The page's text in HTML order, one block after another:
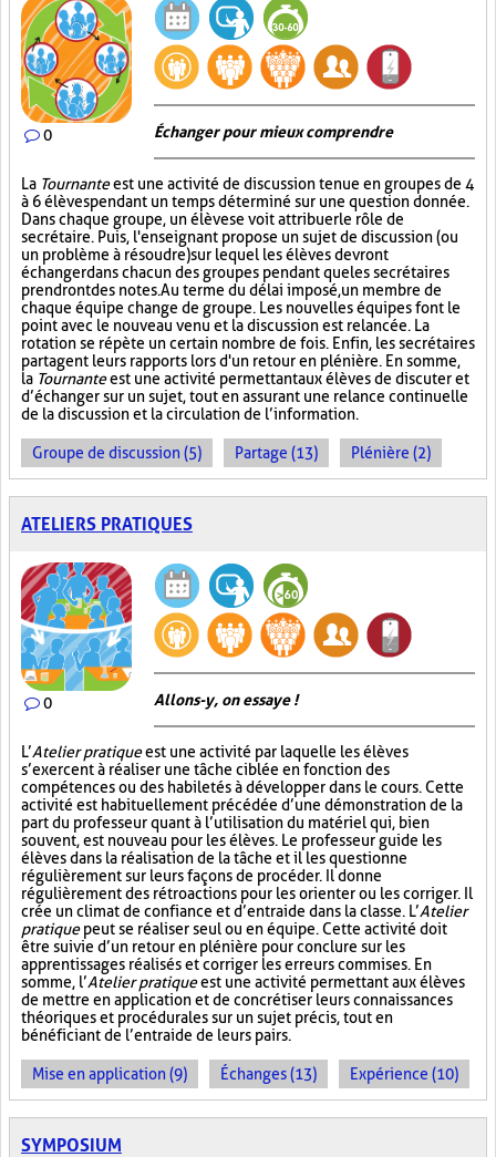
0 Échanger pour mieux comprendre
La Tournanteest une activité de discussion tenue en groupes de 4
à 6 élèves pendant un temps déterminé sur une question donnée.
Dans chaque groupe, un élève se voit attribuer le rôle de
secrétaire. Puis, l'enseignant propose un sujet de discussion (ou
un problème à résoudre) sur lequel les élèves devront
échanger dans chacun des groupes pendant que les secrétaires
prendront des notes. Au terme du délai imposé, un membre de
chaque équipe change de groupe. Les nouvelles équipes font le
point avec le nouveau venu et la discussion est relancée. La
rotation se répète un certain nombre de fois. Enfin, les secrétaires
partagent leurs rapports lors d'un retour en plénière. En somme,
la Tournanteest une activité permettant aux élèves de discuter et
d’échanger sur un sujet, tout en assurant une relance continuelle
de la discussion et la circulation de l’information.
Groupe de discussion (5) Partage (13) Plénière (2)
ATELIERS PRATIQUES
0 Allons-y, on essaye !
L’Atelier pratiqueest une activité par laquelle les élèves
s’exercent à réaliser une tâche ciblée en fonction des
compétences ou des habiletés à développer dans le cours. Cette
activité est habituellement précédée d’une démonstration de la
part du professeur quant à l’utilisation du matériel qui, bien
souvent, est nouveau pour les élèves. Le professeur guide les
élèves dans la réalisation de la tâche et il les questionne
régulièrement sur leurs façons de procéder. Il donne
régulièrement des rétroactions pour les orienter ou les corriger. Il
crée un climat de confiance et d’entraide dans la classe. L’Atelier
pratiquepeut se réaliser seul ou en équipe. Cette activité doit
être suivie d’un retour en plénière pour conclure sur les
apprentissages réalisés et corriger les erreurs commises. En
somme, l’Atelier pratiqueest une activité permettant aux élèves
de mettre en application et de concrétiser leurs connaissances
théoriques et procédurales sur un sujet précis, tout en
bénéficiant de l’entraide de leurs pairs.
Mise en application (9) Échanges (13) Expérience (10)
SYMPOSIUM